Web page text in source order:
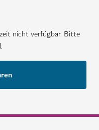
nicht verfügbar. Bitte